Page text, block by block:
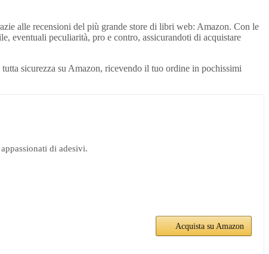
alle recensioni del più grande store di libri web: Amazon. Con le
eventuali peculiarità, pro e contro, assicurandoti di acquistare
sicurezza su Amazon, ricevendo il tuo ordine in pochissimi
di adesivi.
Acquista su Amazon